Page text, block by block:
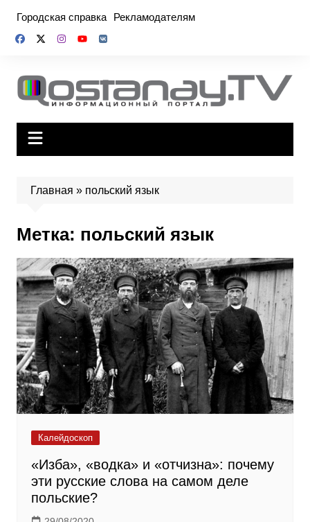
содержимому
Городская справка Рекламодателям
Главная » польский язык
Метка: польский язык
Калейдоскоп
«Изба», «водка» и «отчизна»: почему
эти русские слова на самом деле
польские?